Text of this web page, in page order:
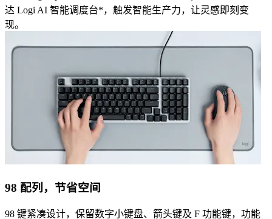
达 Logi AI 智能调度台*，触发智能生产力，让灵感即刻变
现。
98 配列，节省空间
98 键紧凑设计，保留数字小键盘、箭头键及 F 功能键，功能